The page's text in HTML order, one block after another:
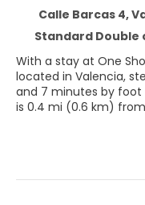
Calle Barcas 4,
Standard Double
With a stay at One
located in Valencia,
and 7 minutes by foot
is 0.4 mi (0.6 km)
Make use of
complimentary
services.